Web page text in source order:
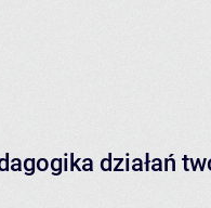
działań